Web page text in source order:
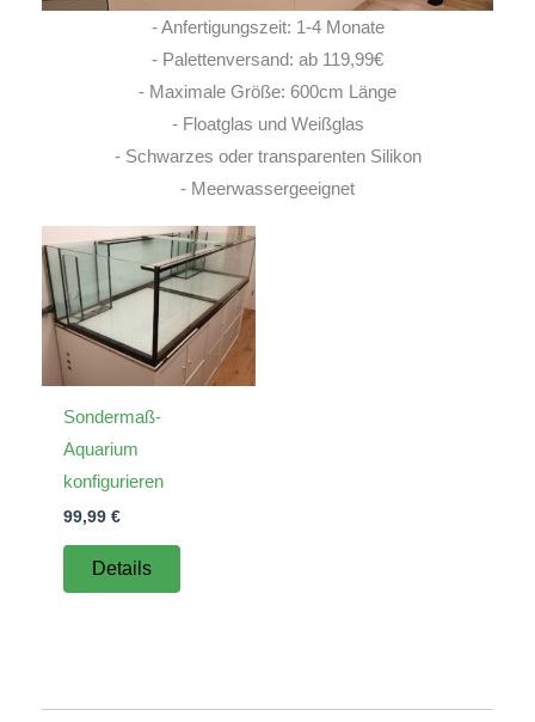
- Anfertigungszeit: 1-4 Monate
- Palettenversand: ab 119,99€
- Maximale Größe: 600cm Länge
- Floatglas und Weißglas
- Schwarzes oder transparenten Silikon
- Meerwassergeeignet
Sondermaß-
Aquarium
konfigurieren
99,99 €
Details